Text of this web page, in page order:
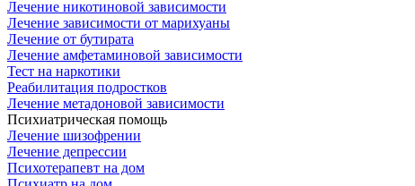
Лечение никотиновой зависимости
Лечение зависимости от марихуаны
Лечение от бутирата
Лечение амфетаминовой зависимости
Тест на наркотики
Реабилитация подростков
Лечение метадоновой зависимости
Психиатрическая помощь
Лечение шизофрении
Лечение депрессии
Психотерапевт на дом